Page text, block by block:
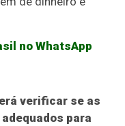
no WhatsApp
verificar se as
para